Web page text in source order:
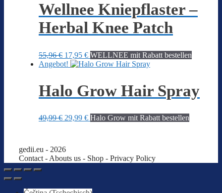
Wellnee Kniepflaster –
Herbal Knee Patch
55,96€ Ursprünglicher
Preis
17,95 €Aktueller
Preis
WELLNEE mit Rabatt bestellen
Angebot!
Halo Grow Hair Spray
49,99€ Ursprünglicher
29,99 €Aktueller
Halo Grow mit Rabatt bestellen
gedii.eu - 2026
Contact - Abouts us - Shop - Privacy Policy